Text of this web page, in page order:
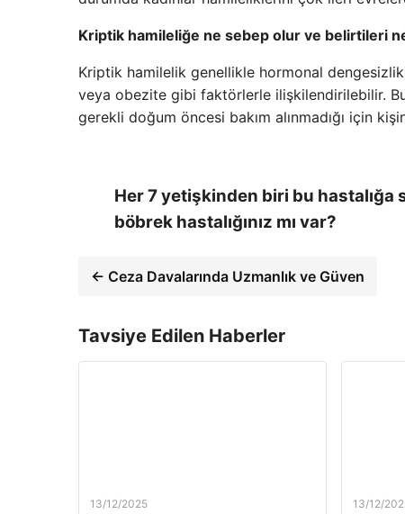
Kriptik hamileliğe ne sebep olur ve belirtileri
Kriptik hamilelik genellikle hormonal
veya obezite gibi faktörlerle ilişkilendirilebilir.
gerekli doğum öncesi bakım alınmadığı için
Her 7 yetişkinden biri bu hastalığa
böbrek hastalığınız mı var?
← Ceza Davalarında Uzmanlık ve Güven
Tavsiye Edilen Haberler
13/12/2025 13/12/